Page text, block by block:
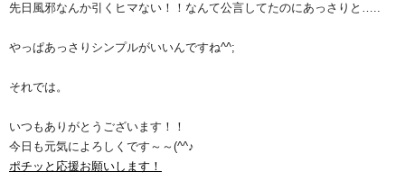
先日風邪なんか引くヒマない！！なんて公言してたのにあっさりと…..
やっぱあっさりシンプルがいいんですね^^;
それでは。
いつもありがとうございます！！
今日も元気によろしくです～～(^^♪
ポチッと応援お願いします！